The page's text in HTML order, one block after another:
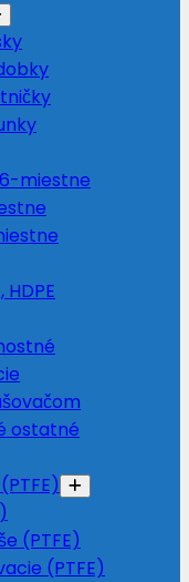
miestne
HDPE
ostatné
(PTFE)
(PTFE)